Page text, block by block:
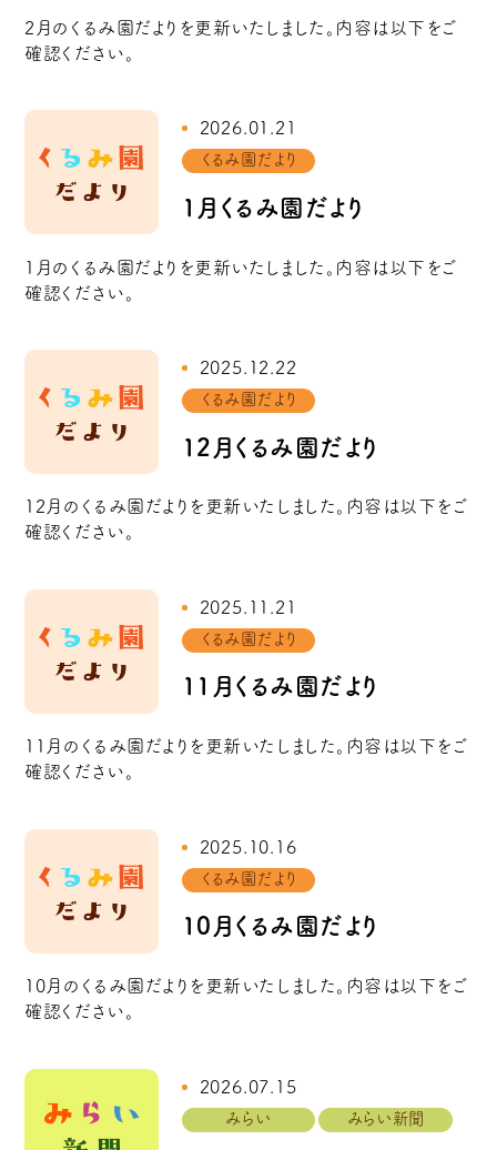
2月のくるみ園だよりを更新いたしました。内容は以下をご
確認ください。
2026.01.21
くるみ園だより
1月くるみ園だより
1月のくるみ園だよりを更新いたしました。内容は以下をご
確認ください。
2025.12.22
くるみ園だより
12月くるみ園だより
12月のくるみ園だよりを更新いたしました。内容は以下をご
確認ください。
2025.11.21
くるみ園だより
11月くるみ園だより
11月のくるみ園だよりを更新いたしました。内容は以下をご
確認ください。
2025.10.16
くるみ園だより
10月くるみ園だより
10月のくるみ園だよりを更新いたしました。内容は以下をご
確認ください。
2026.07.15
みらい みらい新聞